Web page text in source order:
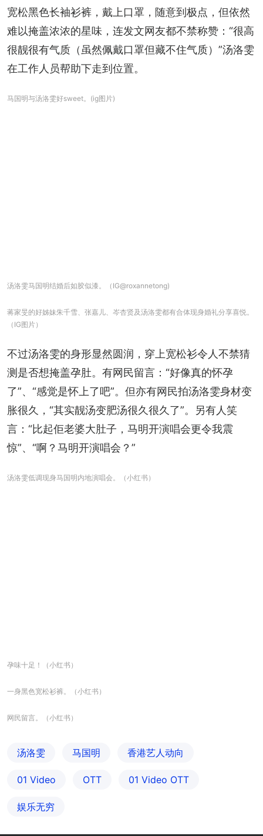
宽松黑色长袖衫裤，戴上口罩，随意到极点，但依然
难以掩盖浓浓的星味，连发文网友都不禁称赞：“很高
很靓很有气质（虽然佩戴口罩但藏不住气质）”汤洛雯
在工作人员帮助下走到位置。
马国明与汤洛雯好sweet。(ig图片)
汤洛雯马国明结婚后如胶似漆。（IG@roxannetong)
蒋家旻的好姊妹朱千雪、张嘉儿、岑杏贤及汤洛雯都有合体现身婚礼分享喜悦。
（IG图片）
不过汤洛雯的身形显然圆润，穿上宽松衫令人不禁猜
测是否想掩盖孕肚。有网民留言：“好像真的怀孕
了”、“感觉是怀上了吧”。但亦有网民拍汤洛雯身材变
胀很久，“其实靓汤变肥汤很久很久了”。另有人笑
言：“比起佢老婆大肚子，马明开演唱会更令我震
惊”、“啊？马明开演唱会？”
汤洛雯低调现身马国明内地演唱会。（小红书）
孕味十足！（小红书）
一身黑色宽松衫裤。（小红书）
网民留言。（小红书）
汤洛雯 马国明 香港艺人动向
01 Video OTT 01‌ ‌Video‌ ‌OTT
娱乐无穷